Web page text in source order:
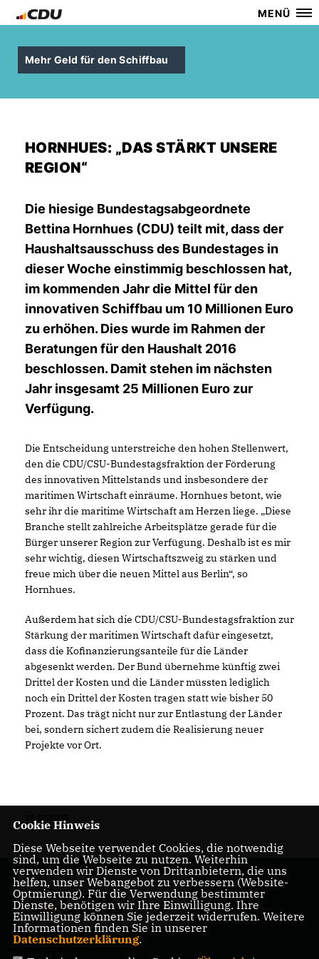
MENÜ
Mehr Geld für den Schiffbau
HORNHUES: „DAS STÄRKT UNSERE
REGION“
Die hiesige Bundestagsabgeordnete
Bettina Hornhues (CDU) teilt mit, dass der
Haushaltsausschuss des Bundestages in
dieser Woche einstimmig beschlossen hat,
im kommenden Jahr die Mittel für den
innovativen Schiffbau um 10 Millionen Euro
zu erhöhen. Dies wurde im Rahmen der
Beratungen für den Haushalt 2016
beschlossen. Damit stehen im nächsten
Jahr insgesamt 25 Millionen Euro zur
Verfügung.
Die Entscheidung unterstreiche den hohen Stellenwert,
den die CDU/CSU-Bundestagsfraktion der Förderung
des innovativen Mittelstands und insbesondere der
maritimen Wirtschaft einräume. Hornhues betont, wie
sehr ihr die maritime Wirtschaft am Herzen liege. „Diese
Branche stellt zahlreiche Arbeitsplätze gerade für die
Bürger unserer Region zur Verfügung. Deshalb ist es mir
sehr wichtig, diesen Wirtschaftszweig zu stärken und
freue mich über die neuen Mittel aus Berlin“, so
Hornhues.
Außerdem hat sich die CDU/CSU-Bundestagsfraktion zur
Stärkung der maritimen Wirtschaft dafür eingesetzt,
dass die Kofinanzierungsanteile für die Länder
abgesenkt werden. Der Bund übernehme künftig zwei
Drittel der Kosten und die Länder müssten lediglich
noch ein Drittel der Kosten tragen statt wie bisher 50
Prozent. Das trägt nicht nur zur Entlastung der Länder
bei, sondern sichert zudem die Realisierung neuer
Projekte vor Ort.
Mitglied der
Bremischen
Bürgerschaft
Cookie Hinweis
Diese Webseite verwendet Cookies, die notwendig
sind, um die Webseite zu nutzen. Weiterhin
verwenden wir Dienste von Drittanbietern, die uns
helfen, unser Webangebot zu verbessern (Website-
Optmierung). Für die Verwendung bestimmter
Dienste, benötigen wir Ihre Einwilligung. Ihre
Einwilligung können Sie jederzeit widerrufen. Weitere
Informationen finden Sie in unserer
Datenschutzerklärung.